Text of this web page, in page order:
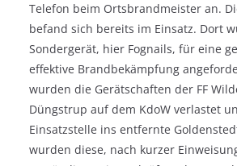
Telefon beim Ortsbrandmeister an.
befand sich bereits im Einsatz. Dort
Sondergerät, hier Fognails, für eine
effektive Brandbekämpfung
wurden die Gerätschaften der FF
Düngstrup auf dem KdoW verlastet
Einsatzstelle ins entfernte
wurden diese, nach kurzer